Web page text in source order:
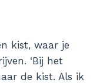
kist, waar je
‘Bij het
de kist. Als ik